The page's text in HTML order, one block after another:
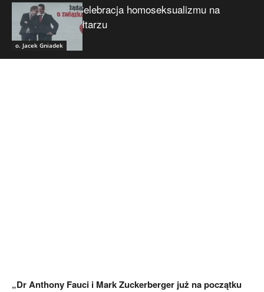
o. Jacek Gniadek
Celebracja homoseksualizmu na
ołtarzu
„Dr Anthony Fauci i Mark Zuckerberger już na początku